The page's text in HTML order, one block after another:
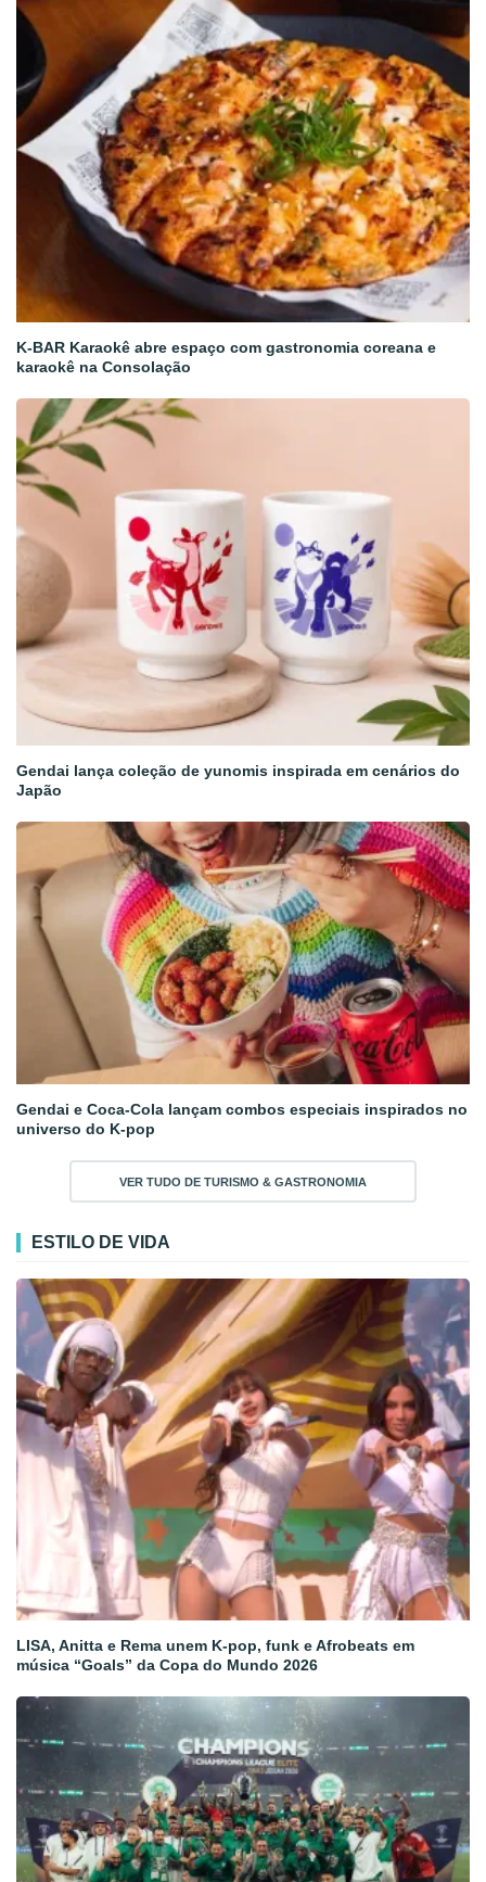
K-BAR Karaokê abre espaço com gastronomia coreana e
karaokê na Consolação
Gendai lança coleção de yunomis inspirada em cenários do
Japão
Gendai e Coca-Cola lançam combos especiais inspirados no
universo do K-pop
VER TUDO DE TURISMO & GASTRONOMIA
ESTILO DE VIDA
LISA, Anitta e Rema unem K-pop, funk e Afrobeats em
música “Goals” da Copa do Mundo 2026